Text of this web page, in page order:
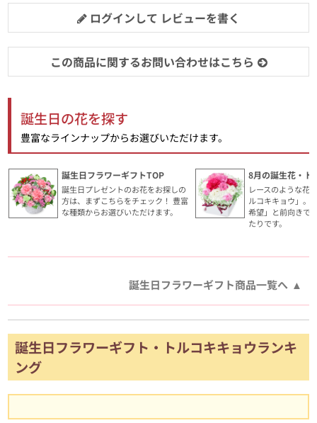
ログインして レビューを書く
この商品に関するお問い合わせはこちら
誕生日の花を探す
豊富なラインナップからお選びいただけます。
誕生日フラワーギフトTOP
誕生日プレゼントのお花をお探しの
方は、まずこちらをチェック！ 豊富
な種類からお選びいただけます。
8月の誕生花・ト
レースのような花
ルコキキョウ」。
希望」と前向きで
たりです。
誕生日フラワーギフト商品一覧へ
誕生日フラワーギフト・トルコキキョウランキ
ング